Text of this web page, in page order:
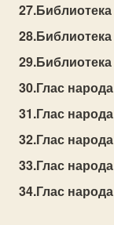
Библиотека
Библиотека
Библиотека
Глас народа
Глас народа
Глас народа
Глас народа
Глас народа